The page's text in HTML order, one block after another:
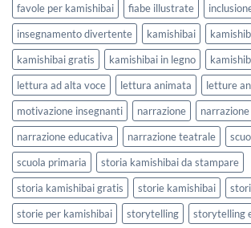
favole per kamishibai
fiabe illustrate
insegnamento divertente
kamishibai
kamishibai gratis
kamishibai in legno
lettura ad alta voce
lettura animata
letture
motivazione insegnanti
narrazione
narrazione educativa
narrazione teatrale
scuola primaria
storia kamishibai da stampare
storia kamishibai gratis
storie kamishibai
storie per kamishibai
storytelling
storytelling